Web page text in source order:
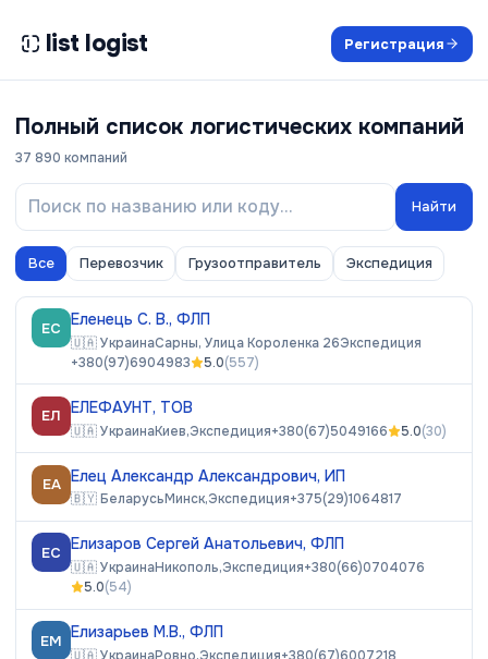
list logist Регистрация
Полный список логистических компаний
37 890 компаний
Найти
Все Перевозчик Грузоотправитель Экспедиция
ЕС Еленець С. В., ФЛП
🇺🇦УкраинаСарны, Улица Короленка 26Экспедиция
+380(97)6904983
5.0(557)
ЕЛ ЕЛЕФАУНТ, ТОВ
🇺🇦УкраинаКиев,Экспедиция+380(67)5049166 5.0(30)
ЕА Елец Александр Александрович, ИП
🇧🇾БеларусьМинск,Экспедиция+375(29)1064817
ЕС Елизаров Сергей Анатольевич, ФЛП
🇺🇦УкраинаНикополь,Экспедиция+380(66)0704076
5.0(54)
ЕМ Елизарьев М.В., ФЛП
🇺🇦УкраинаРовно,Экспедиция+380(67)6007218